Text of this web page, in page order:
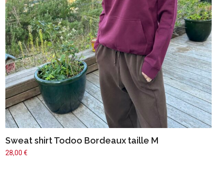
Sweat shirt Todoo Bordeaux taille M
28,00€